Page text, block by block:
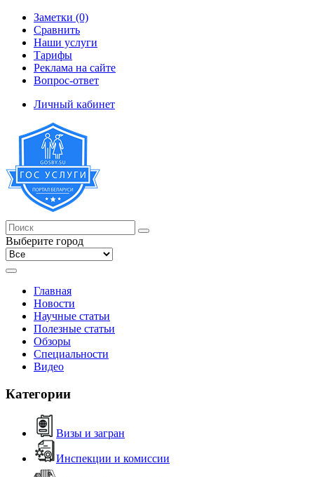
Заметки (0)
Сравнить
Наши услуги
Тарифы
Реклама на сайте
Вопрос-ответ
Личный кабинет
Выберите город
Главная
Новости
Научные статьи
Полезные статьи
Обзоры
Специальности
Видео
Категории
Визы и загран
Инспекции и комиссии